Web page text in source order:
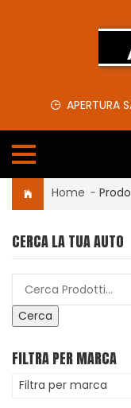
APERTURA
Home -
CERCA LA TUA AUTO
Cerca
FILTRA PER MARCA
Filtra per marca